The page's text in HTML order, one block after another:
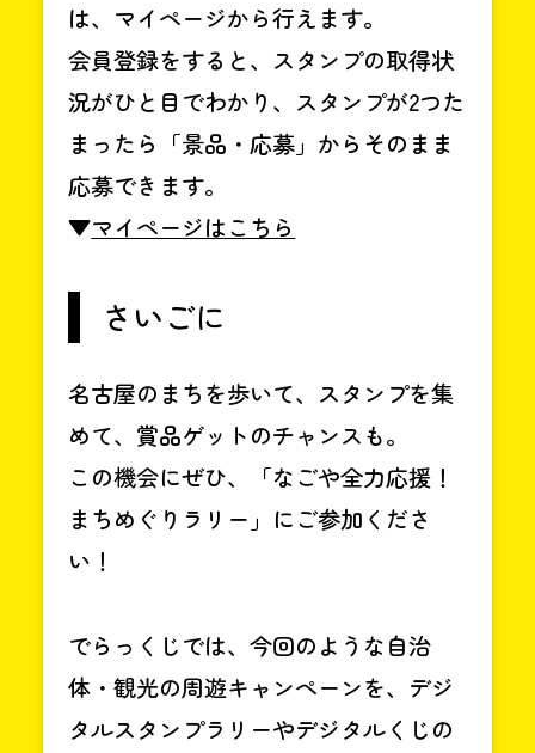
は、マイページから行えます。
会員登録をすると、スタンプの取得状
況がひと目でわかり、スタンプが2つた
まったら「景品・応募」からそのまま
応募できます。
▼マイページはこちら
さいごに
名古屋のまちを歩いて、スタンプを集
めて、賞品ゲットのチャンスも。
この機会にぜひ、「なごや全力応援！
まちめぐりラリー」にご参加くださ
い！
でらっくじでは、今回のような自治
体・観光の周遊キャンペーンを、デジ
タルスタンプラリーやデジタルくじの